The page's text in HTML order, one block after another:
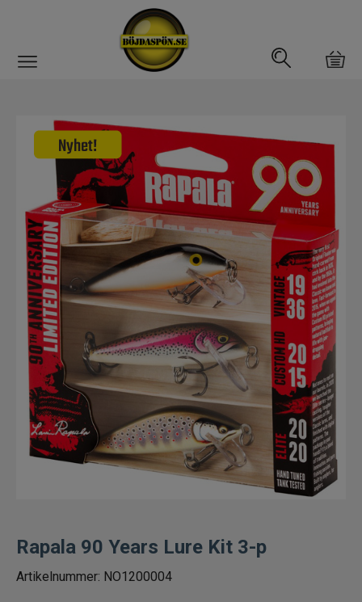
Abborrfemman
Interfiske
Rullar
Spön
Fiskeset
Fiskedrag
Betespaket
Handgjorda beten
Jiggar och Gummibeten
Wobbler
Rapala 90 Years Lure Kit 3-p
Artikelnummer: NO1200004